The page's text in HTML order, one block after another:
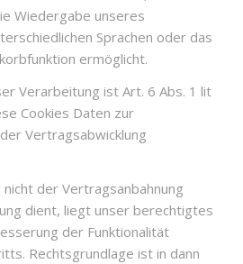
Wiedergabe unseres
Sprachen oder das
ermöglicht.
Verarbeitung ist Art. 6 Abs. 1 lit
Cookies Daten zur
Vertragsabwicklung
der Vertragsanbahnung
dient, liegt unser berechtigtes
der Funktionalität
Rechtsgrundlage ist in dann